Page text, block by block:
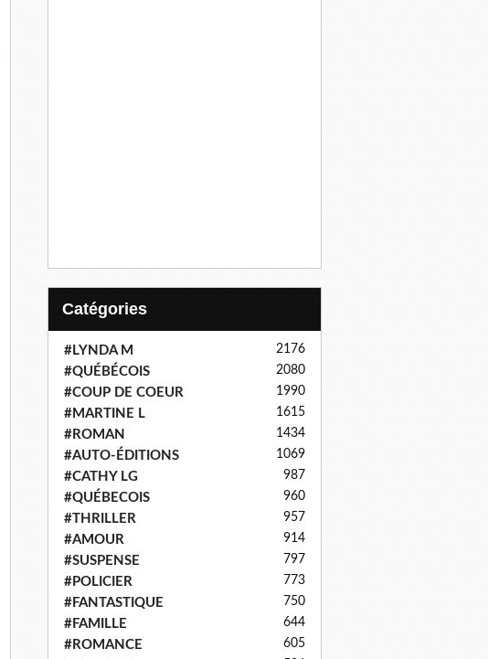
Catégories
#LYNDA M 2176
#QUÉBÉCOIS 2080
#COUP DE COEUR 1990
#MARTINE L 1615
#ROMAN 1434
#AUTO-ÉDITIONS 1069
#CATHY LG 987
#QUÉBECOIS 960
#THRILLER 957
#AMOUR 914
#SUSPENSE 797
#POLICIER 773
#FANTASTIQUE 750
#FAMILLE 644
#ROMANCE 605